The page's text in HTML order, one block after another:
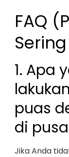
FAQ
1. Apa
puas
di
Jika Anda